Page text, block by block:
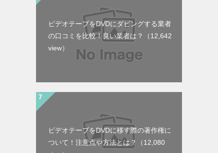
ビデオテープをDVDにダビングする業者
の口コミを比較！良い業者は？
（12,642
view）
ビデオテープをDVDに移す際の著作権に
ついて！注意点や方法とは？
（12,080